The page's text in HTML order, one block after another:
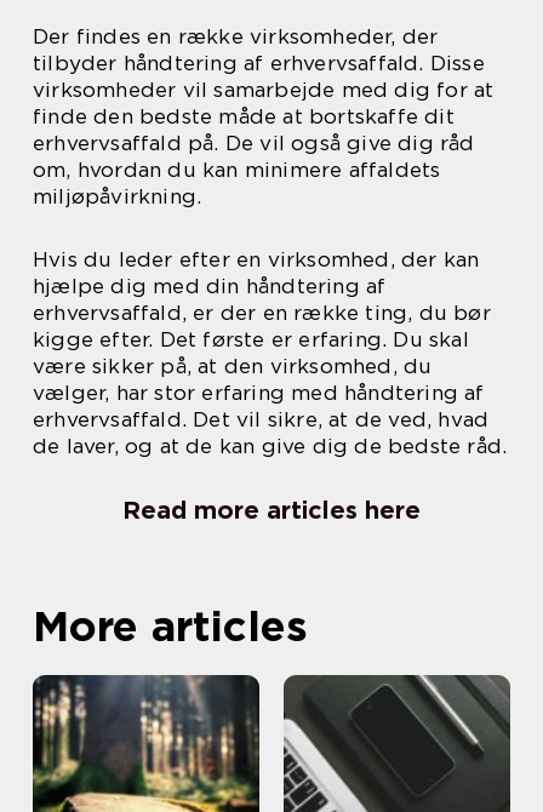
Der findes en række virksomheder, der
tilbyder håndtering af erhvervsaffald. Disse
virksomheder vil samarbejde med dig for at
finde den bedste måde at bortskaffe dit
erhvervsaffald på. De vil også give dig råd
om, hvordan du kan minimere affaldets
miljøpåvirkning.
Hvis du leder efter en virksomhed, der kan
hjælpe dig med din håndtering af
erhvervsaffald, er der en række ting, du bør
kigge efter. Det første er erfaring. Du skal
være sikker på, at den virksomhed, du
vælger, har stor erfaring med håndtering af
erhvervsaffald. Det vil sikre, at de ved, hvad
de laver, og at de kan give dig de bedste råd.
Read more articles here
More articles